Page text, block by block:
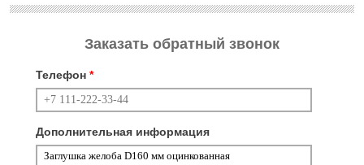
Заказать обратный звонок
Телефон *
Дополнительная информация